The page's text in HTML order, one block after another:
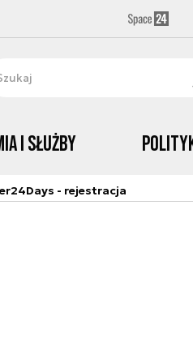
i Służby
- rejestracja